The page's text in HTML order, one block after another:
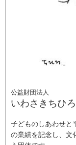
公益財団法人
いわさきちひ
子どものしあわせと
の業績を記念し、文